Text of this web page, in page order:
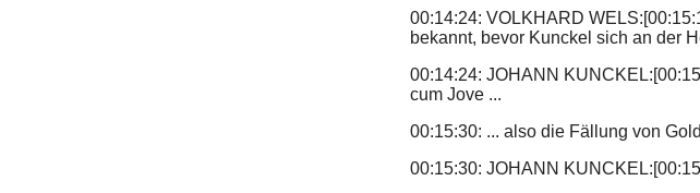
00:14:24: VOLKHARD
bekannt, bevor Kunckel sich an der
00:14:24: JOHANN
cum Jove ...
00:15:30: ... also die Fällung von
00:15:30: JOHANN